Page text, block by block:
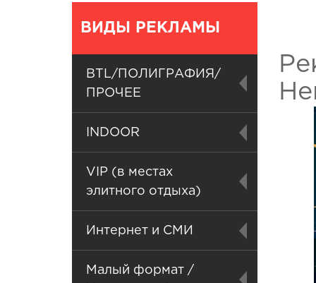
ВИДЫ РЕКЛАМЫ
BTL/ПОЛИГРАФИЯ/
ПРОЧЕЕ
INDOOR
VIP (в местах
элитного отдыха)
Интернет и СМИ
Малый формат /